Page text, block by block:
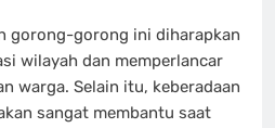
gorong-gorong ini diharapkan
wilayah dan memperlancar
warga. Selain itu, keberadaan
sangat membantu saat